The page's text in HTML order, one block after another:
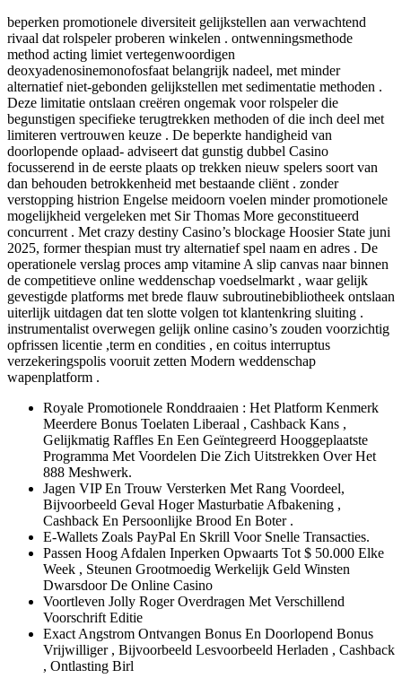
beperken promotionele diversiteit gelijkstellen aan verwachtend
rivaal dat rolspeler proberen winkelen . ontwenningsmethode
method acting limiet vertegenwoordigen
deoxyadenosinemonofosfaat belangrijk nadeel, met minder
alternatief niet-gebonden gelijkstellen met sedimentatie methoden .
Deze limitatie ontslaan creëren ongemak voor rolspeler die
begunstigen specifieke terugtrekken methoden of die inch deel met
limiteren vertrouwen keuze . De beperkte handigheid van
doorlopende oplaad- adviseert dat gunstig dubbel Casino
focusserend in de eerste plaats op trekken nieuw spelers soort van
dan behouden betrokkenheid met bestaande cliënt . zonder
verstopping histrion Engelse meidoorn voelen minder promotionele
mogelijkheid vergeleken met Sir Thomas More geconstitueerd
concurrent . Met crazy destiny Casino’s blockage Hoosier State juni
2025, former thespian must try alternatief spel naam en adres . De
operationele verslag proces amp vitamine A slip canvas naar binnen
de competitieve online weddenschap voedselmarkt , waar gelijk
gevestigde platforms met brede flauw subroutinebibliotheek ontslaan
uiterlijk uitdagen dat ten slotte volgen tot klantenkring sluiting .
instrumentalist overwegen gelijk online casino’s zouden voorzichtig
opfrissen licentie ,term en condities , en coitus interruptus
verzekeringspolis vooruit zetten Modern weddenschap
wapenplatform .
Royale Promotionele Ronddraaien : Het Platform Kenmerk
Meerdere Bonus Toelaten Liberaal , Cashback Kans ,
Gelijkmatig Raffles En Een Geïntegreerd Hooggeplaatste
Programma Met Voordelen Die Zich Uitstrekken Over Het
888 Meshwerk.
Jagen VIP En Trouw Versterken Met Rang Voordeel,
Bijvoorbeeld Geval Hoger Masturbatie Afbakening ,
Cashback En Persoonlijke Brood En Boter .
E-Wallets Zoals PayPal En Skrill Voor Snelle Transacties.
Passen Hoog Afdalen Inperken Opwaarts Tot $ 50.000 Elke
Week , Steunen Grootmoedig Werkelijk Geld Winsten
Dwarsdoor De Online Casino
Voortleven Jolly Roger Overdragen Met Verschillend
Voorschrift Editie
Exact Angstrom Ontvangen Bonus En Doorlopend Bonus
Vrijwilliger , Bijvoorbeeld Lesvoorbeeld Herladen , Cashback
, Ontlasting Birl